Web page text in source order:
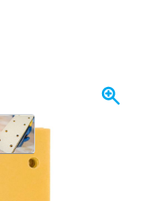
image
View larger image
+21